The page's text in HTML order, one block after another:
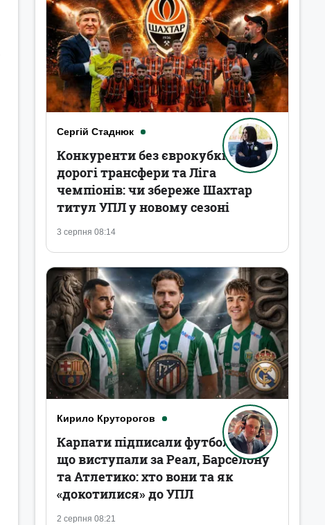
Сергій Стаднюк
3 серпня 08:14
Конкуренти без єврокубків,
дорогі трансфери та Ліга
чемпіонів: чи збереже Шахтар
титул УПЛ у новому сезоні
Кирило Круторогов
2 серпня 08:21
Карпати підписали футболістів,
що виступали за Реал, Барселону
та Атлетико: хто вони та як
«докотилися» до УПЛ